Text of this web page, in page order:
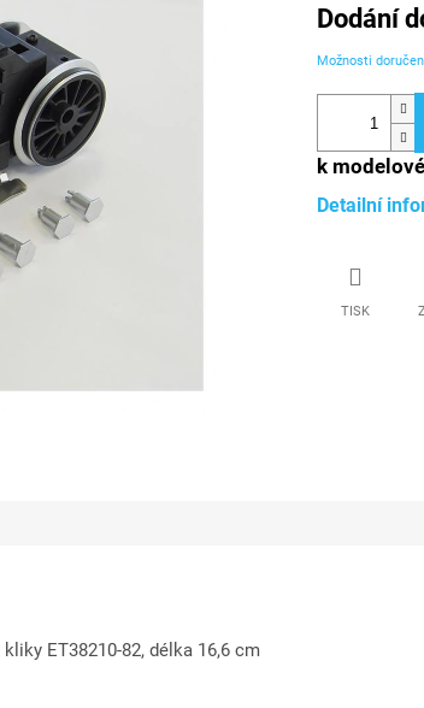
Měrná
cena:
Dodání
Možnosti
k
Detailní
TISK
ET38210-82, délka 16,6 cm